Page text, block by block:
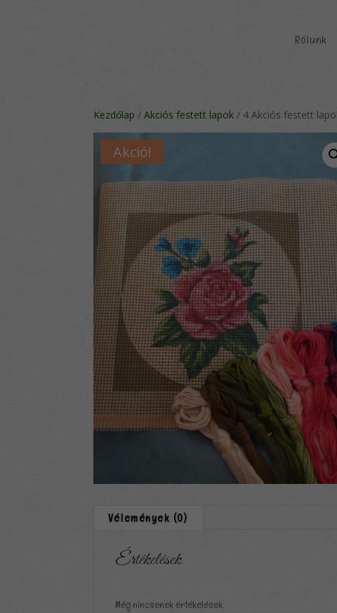
Rólunk
Kezdőlap / Akciós festett lapok/ 4 Akciós festett
Akció!
Vélemények (0)
Értékelések
Még nincsenek értékelések.